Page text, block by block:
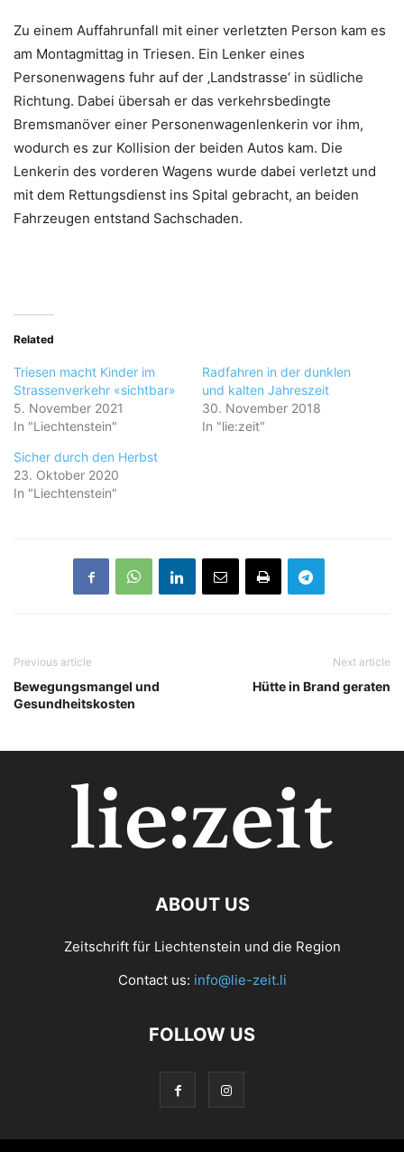
Zu einem Auffahrunfall mit einer verletzten Person kam es
am Montagmittag in Triesen. Ein Lenker eines
Personenwagens fuhr auf der ‚Landstrasse‘ in südliche
Richtung. Dabei übersah er das verkehrsbedingte
Bremsmanöver einer Personenwagenlenkerin vor ihm,
wodurch es zur Kollision der beiden Autos kam. Die
Lenkerin des vorderen Wagens wurde dabei verletzt und
mit dem Rettungsdienst ins Spital gebracht, an beiden
Fahrzeugen entstand Sachschaden.
Related
Triesen macht Kinder im
Strassenverkehr «sichtbar»
5. November 2021
In "Liechtenstein"
Radfahren in der dunklen
und kalten Jahreszeit
30. November 2018
In "lie:zeit"
Sicher durch den Herbst
23. Oktober 2020
In "Liechtenstein"
Previous article
Bewegungsmangel und
Gesundheitskosten
Next article
Hütte in Brand geraten
ABOUT US
Zeitschrift für Liechtenstein und die Region
Contact us: info@lie-zeit.li
FOLLOW US